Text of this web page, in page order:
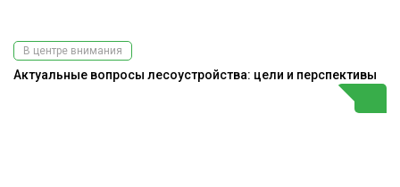
В центре внимания
Актуальные вопросы лесоустройства: цели и перспективы